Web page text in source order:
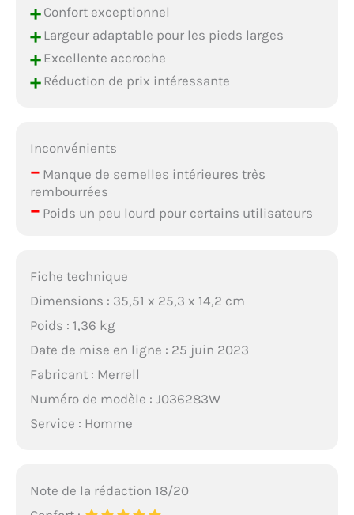
+Confort exceptionnel
+Largeur adaptable pour les pieds larges
+Excellente accroche
+Réduction de prix intéressante
Inconvénients
–Manque de semelles intérieures très
rembourrées
–Poids un peu lourd pour certains utilisateurs
Fiche technique
Dimensions : 35,51 x 25,3 x 14,2 cm
Poids : 1,36 kg
Date de mise en ligne : 25 juin 2023
Fabricant : Merrell
Numéro de modèle : J036283W
Service : Homme
Note de la rédaction 18/20